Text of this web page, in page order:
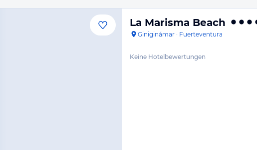
La Marisma Beach
Giniginámar · Fuerteventura
Keine Hotelbewertungen